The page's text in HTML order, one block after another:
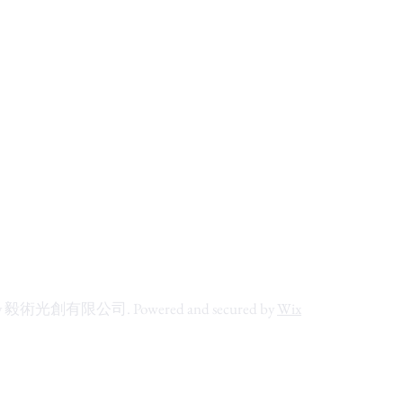
毅術光創有限公司. Powered and secured by Wix